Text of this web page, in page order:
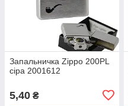
Запальничка Zippo 200PL
сіра 2001612
5,40 ₴